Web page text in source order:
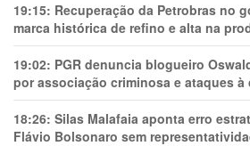
19:15: Recuperação da Petrobras no
marca histórica de refino e alta na
19:02: PGR denuncia blogueiro
por associação criminosa e ataques à
18:26: Silas Malafaia aponta erro
Flávio Bolsonaro sem